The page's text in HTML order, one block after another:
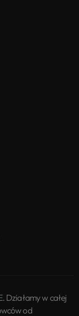
Działamy w całej
od